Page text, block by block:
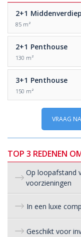
2+1
85 m²
2+1 Penthouse
130 m²
3+1 Penthouse
150 m²
VRAAG
TOP 3 REDENEN
Op loopafstand
voorzieningen
In een luxe
Geschikt voor